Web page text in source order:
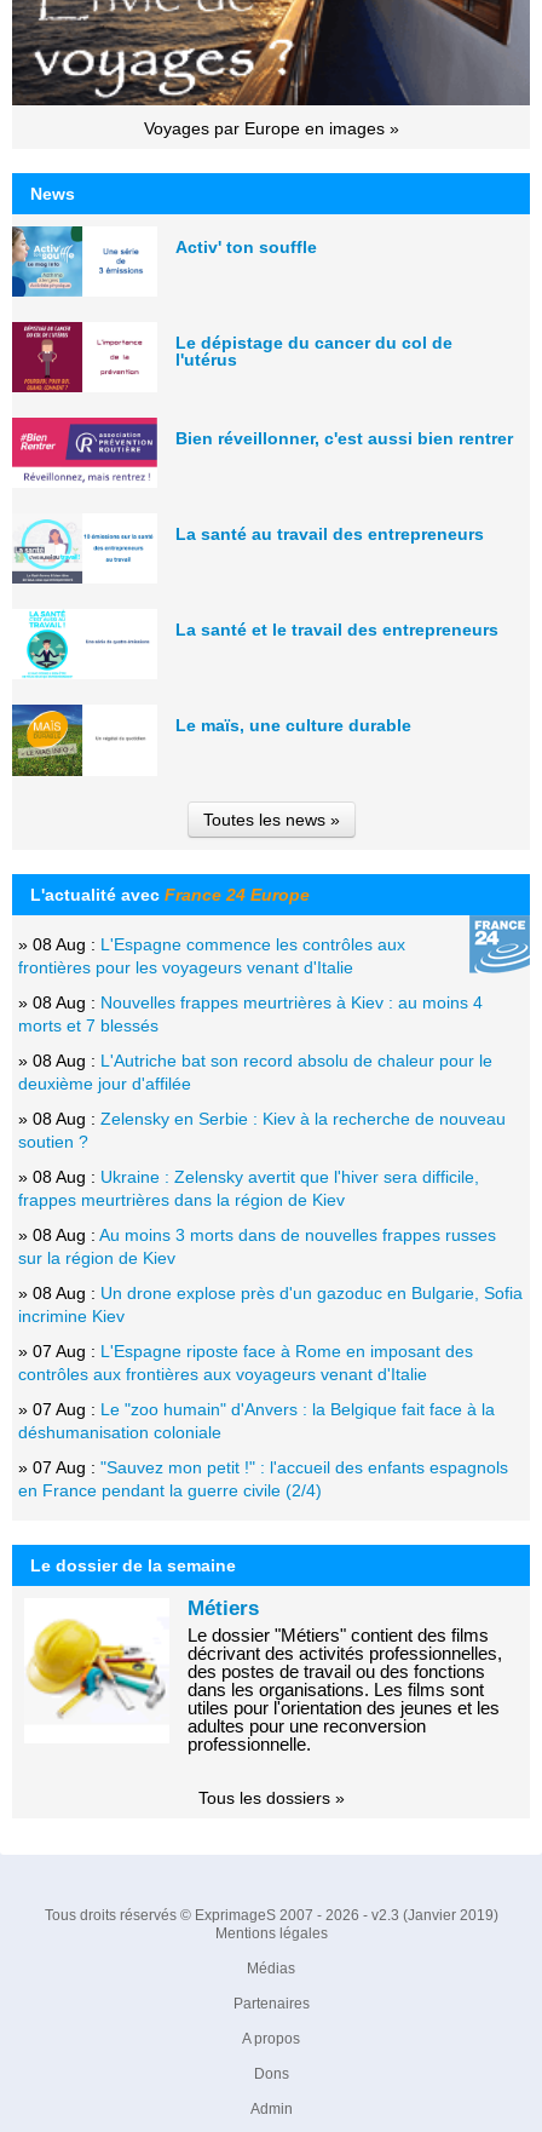
Voyages par Europe en images »
News
Activ' ton souffle
Le dépistage du cancer du col de
l'utérus
Bien réveillonner, c'est aussi bien rentrer
La santé au travail des entrepreneurs
La santé et le travail des entrepreneurs
Le maïs, une culture durable
Toutes les news »
L'actualité avec France 24 Europe
» 08 Aug : L'Espagne commence les contrôles aux
frontières pour les voyageurs venant d'Italie
» 08 Aug : Nouvelles frappes meurtrières à Kiev : au moins 4
morts et 7 blessés
» 08 Aug : L'Autriche bat son record absolu de chaleur pour le
deuxième jour d'affilée
» 08 Aug : Zelensky en Serbie : Kiev à la recherche de nouveau
soutien ?
» 08 Aug : Ukraine : Zelensky avertit que l'hiver sera difficile,
frappes meurtrières dans la région de Kiev
» 08 Aug : Au moins 3 morts dans de nouvelles frappes russes
sur la région de Kiev
» 08 Aug : Un drone explose près d'un gazoduc en Bulgarie, Sofia
incrimine Kiev
» 07 Aug : L'Espagne riposte face à Rome en imposant des
contrôles aux frontières aux voyageurs venant d'Italie
» 07 Aug : Le "zoo humain" d'Anvers : la Belgique fait face à la
déshumanisation coloniale
» 07 Aug : "Sauvez mon petit !" : l'accueil des enfants espagnols
en France pendant la guerre civile (2/4)
Le dossier de la semaine
Métiers
Le dossier "Métiers" contient des films
décrivant des activités professionnelles,
des postes de travail ou des fonctions
dans les organisations. Les films sont
utiles pour l'orientation des jeunes et les
adultes pour une reconversion
professionnelle.
Tous les dossiers »
Tous droits réservés © ExprimageS 2007 - 2026 - v2.3 (Janvier 2019)
Mentions légales
Médias
Partenaires
A propos
Dons
Admin